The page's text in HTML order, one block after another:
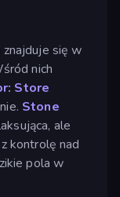
się w
nich
Store
Stone
ale
kontrolę nad
pola w